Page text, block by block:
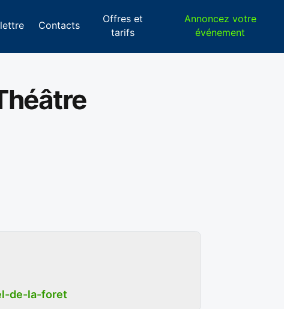
Contacts
Offres et
tarifs
Annoncez votre
événement
de-la-foret